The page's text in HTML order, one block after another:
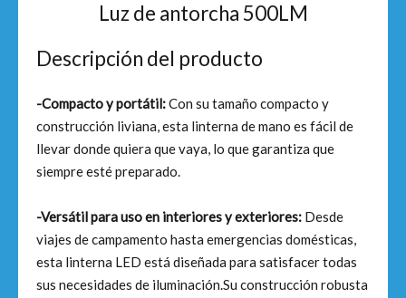
Luz de antorcha 500LM
Descripción del producto
-Compacto y portátil:Con su tamaño compacto y
construcción liviana, esta linterna de mano es fácil de
llevar donde quiera que vaya, lo que garantiza que
siempre esté preparado.
-Versátil para uso en interiores y exteriores: Desde
viajes de campamento hasta emergencias domésticas,
esta linterna LED está diseñada para satisfacer todas
sus necesidades de iluminación.Su construcción robusta